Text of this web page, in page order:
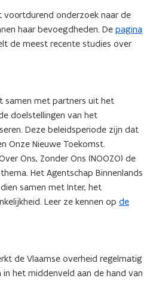
voortdurend onderzoek naar de
haar bevoegdheden. De pagina
de meest recente studies over
samen met partners uit het
doelstellingen van het
Deze beleidsperiode zijn dat
Onze Nieuwe Toekomst.
Ons, Zonder Ons (NOOZO) de
Het Agentschap Binnenlands
samen met Inter, het
Leer ze kennen op de
de Vlaamse overheid regelmatig
het middenveld aan de hand van